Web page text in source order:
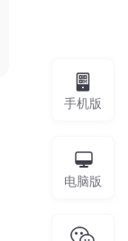
手机版
电脑版